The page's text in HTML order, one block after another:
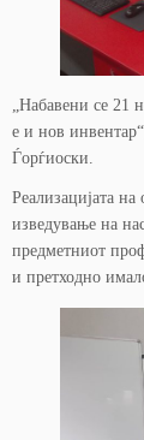
„Набавени се 21
е и нов
Ѓорѓиоски.
Реализацијата
изведување на
предметниот
и претходно